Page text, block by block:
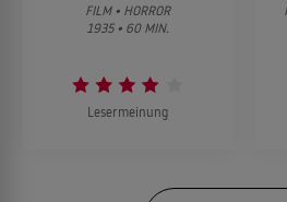
FILM • HORROR
1935 • 60 MIN.
Lesermeinung